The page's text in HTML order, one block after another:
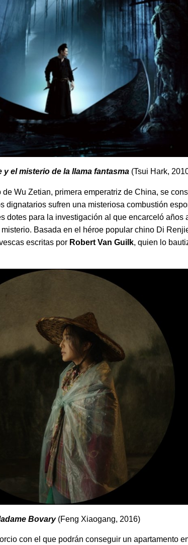
y el misterio de la llama fantasma (Tsui Hark,
Wu Zetian, primera emperatriz de China, se
dignatarios sufren una misteriosa combustión
dotes para la investigación al que encarceló años
Basada en el héroe popular chino Di
escritas por Robert Van Guilk, quien lo
Bovary(Feng Xiaogang, 2016)
con el que podrán conseguir un apartamento